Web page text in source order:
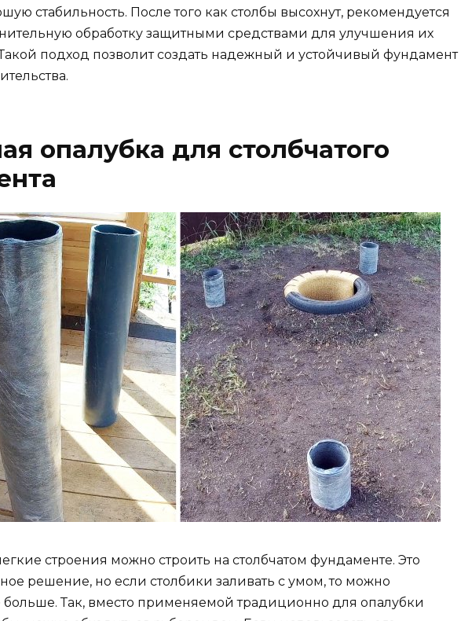
стабильность. После того как столбы высохнут, рекомендуется
обработку защитными средствами для улучшения их
подход позволит создать надежный и устойчивый фундамент
опалубка для столбчатого
строения можно строить на столбчатом фундаменте. Это
решение, но если столбики заливать с умом, то можно
Так, вместо применяемой традиционно для опалубки